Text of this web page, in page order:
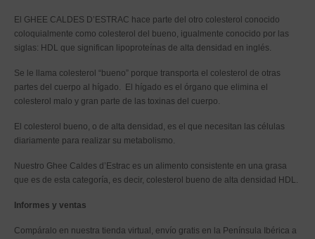
El GHEE CALDES D’ESTRAC hace parte del otro colesterol conocido
coloquialmente como colesterol del bueno, igualmente conocido por las
siglas: HDL que significan lipoproteínas de alta densidad en inglés.
Se le llama colesterol “bueno” porque transporta el colesterol de otras
partes del cuerpo al hígado. El hígado es el órgano que elimina el
colesterol malo y gran parte de las toxinas del cuerpo.
El colesterol bueno, o de alta densidad, es el que necesitan las células
diariamente para realizar su metabolismo.
Nuestro Ghee Caldes d’Estrac es un alimento consistente en una grasa
que es de esta categoría, es decir, colesterol bueno de alta densidad HDL.
Informes y ventas
Compáralo en nuestra tienda virtual, envío gratis en la Península Ibérica a